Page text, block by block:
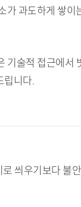
가 과도하게 쌓이
술적 접근에서
립니다.
씌우기보다 불